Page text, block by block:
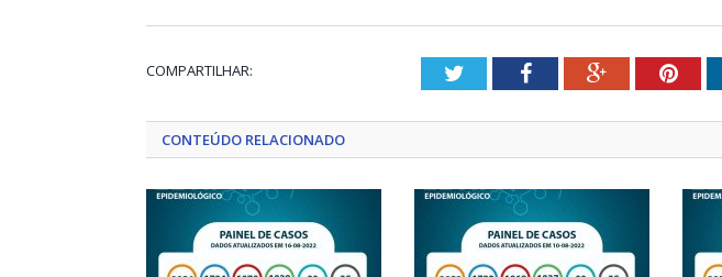
COMPARTILHAR: TwitterFacebookGoogle+
CONTEÚDO RELACIONADO